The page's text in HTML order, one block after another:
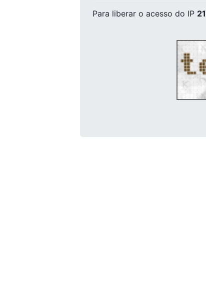
Para liberar o acesso do IP